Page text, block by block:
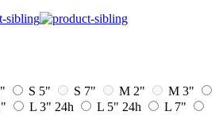
S 5" S 7" M 2"
M 3"
L 3" 24h L 5" 24h
L 7"